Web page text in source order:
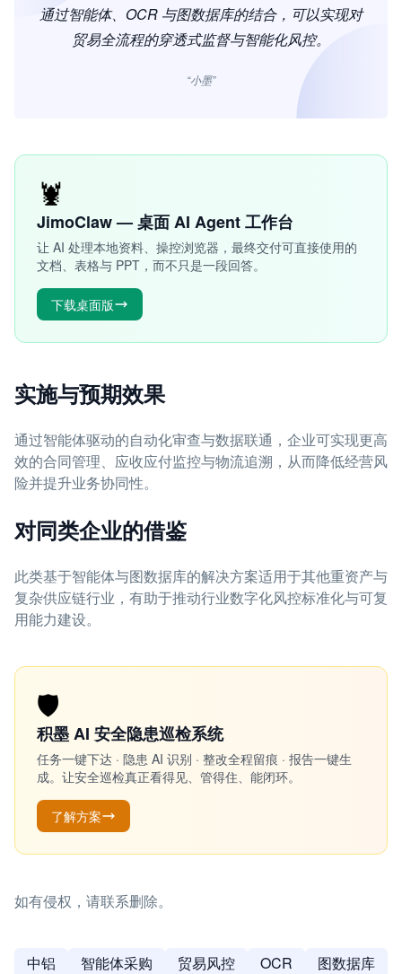
通过智能体、OCR 与图数据库的结合，可以实现对
贸易全流程的穿透式监督与智能化风控。
“小墨”
🦞
JimoClaw — 桌面 AI Agent 工作台
让 AI 处理本地资料、操控浏览器，最终交付可直接使用的
文档、表格与 PPT，而不只是一段回答。
下载桌面版
实施与预期效果
通过智能体驱动的自动化审查与数据联通，企业可实现更高
效的合同管理、应收应付监控与物流追溯，从而降低经营风
险并提升业务协同性。
对同类企业的借鉴
此类基于智能体与图数据库的解决方案适用于其他重资产与
复杂供应链行业，有助于推动行业数字化风控标准化与可复
用能力建设。
🛡️
积墨 AI 安全隐患巡检系统
任务一键下达 · 隐患 AI 识别 · 整改全程留痕 · 报告一键生
成。让安全巡检真正看得见、管得住、能闭环。
了解方案
如有侵权，请联系删除。
中铝 智能体采购 贸易风控 OCR
图数据库